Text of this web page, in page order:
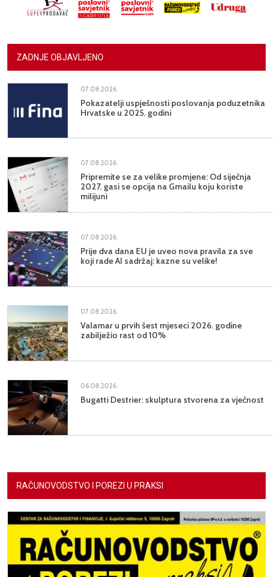
ZADNJE OBJAVLJENO
07.08.2026.
Pokazatelji uspješnosti poslovanja poduzetnika
Hrvatske u 2025. godini
07.08.2026.
Pripremite se za velike promjene: Od siječnja
2027. gasi se opcija na Gmailu koju koriste
milijuni
07.08.2026.
Prije dva dana EU je uveo nova pravila za sve
koji rade AI sadržaj: kazne su velike!
07.08.2026.
Valamar u prvih šest mjeseci 2026. godine
zabilježio rast od 10%
06.08.2026.
Bugatti Destrier: skulptura stvorena za vječnost
RAČUNOVODSTVO I POREZI U PRAKSI